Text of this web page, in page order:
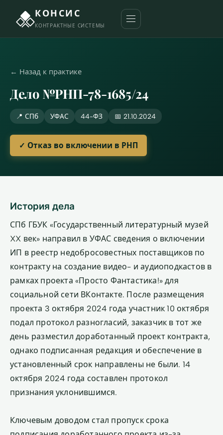
КОНСИС
КОНТРАКТНЫЕ СИСТЕМЫ
← Назад к практике
Дело №РНП-78-1685/24
📍 СПб УФАС 44-ФЗ 📅 21.10.2024
✓ Отказ во включении в РНП
История дела
СПб ГБУК «Государственный литературный музей
XX век» направил в УФАС сведения о включении
ИП в реестр недобросовестных поставщиков по
контракту на создание видео- и аудиоподкастов в
рамках проекта «Просто Фантастика!» для
социальной сети ВКонтакте. После размещения
проекта 3 октября 2024 года участник 10 октября
подал протокол разногласий, заказчик в тот же
день разместил доработанный проект контракта,
однако подписанная редакция и обеспечение в
установленный срок направлены не были. 14
октября 2024 года составлен протокол
признания уклонившимся.
Ключевым доводом стал пропуск срока